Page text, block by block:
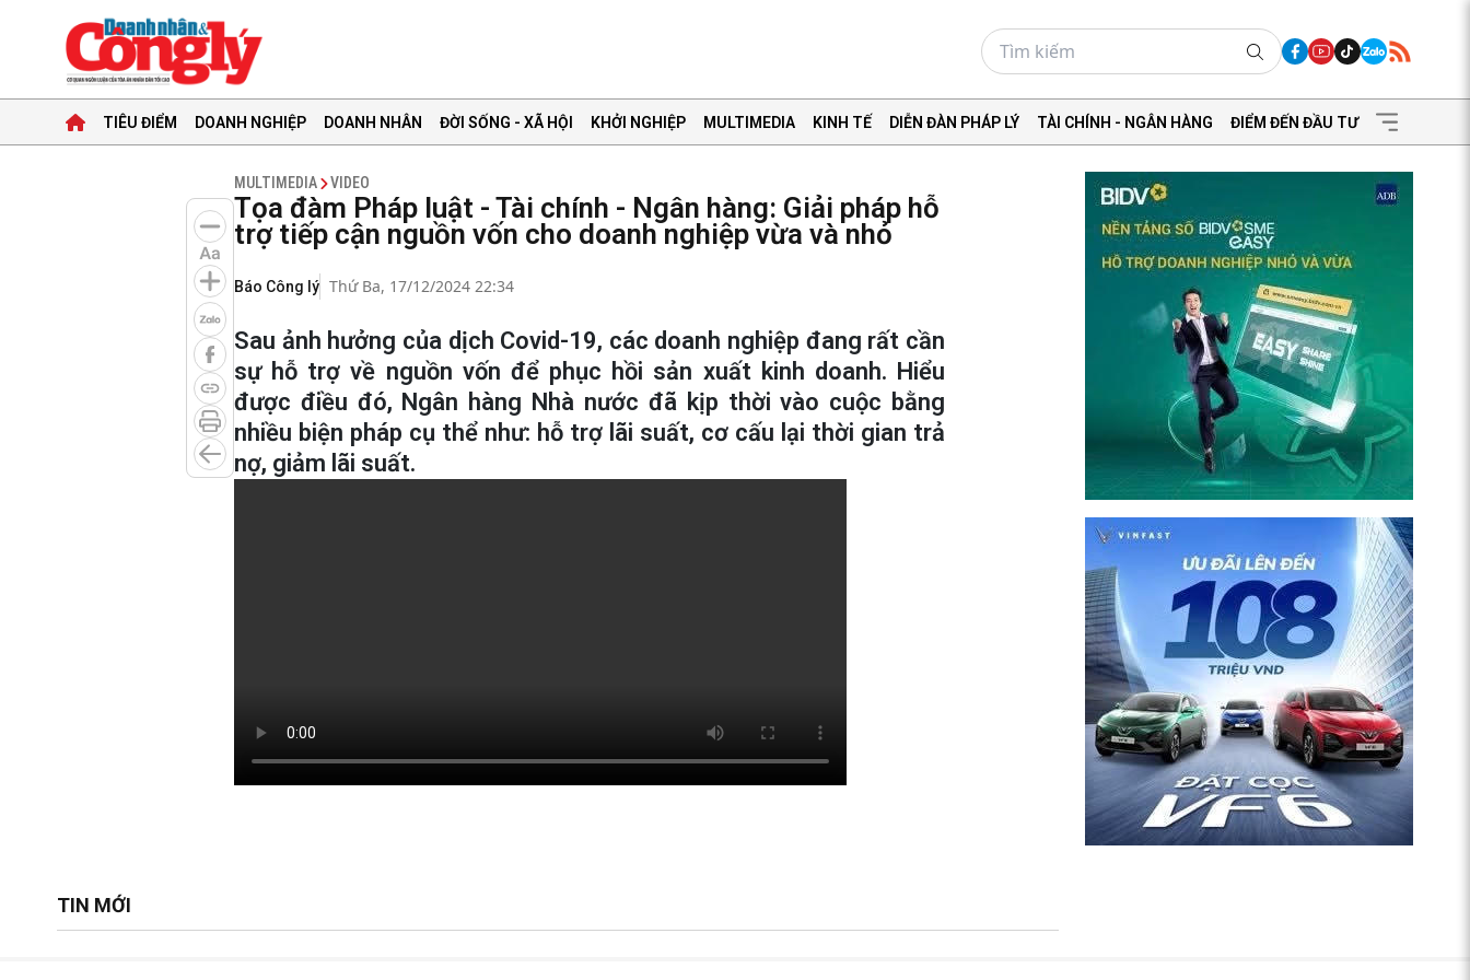
TIÊU ĐIỂM DOANH NGHIỆP DOANH NHÂN ĐỜI SỐNG - XÃ HỘI KHỞI NGHIỆP MULTIMEDIA KINH TẾ DIỄN ĐÀN PHÁP LÝ TÀI CHÍNH - NGÂN HÀNG ĐIỂM ĐẾN ĐẦU TƯ
MULTIMEDIA VIDEO
Tọa đàm Pháp luật - Tài chính - Ngân hàng: Giải pháp hỗ
trợ tiếp cận nguồn vốn cho doanh nghiệp vừa và nhỏ
Báo Công lý Thứ Ba, 17/12/2024 22:34
Sau ảnh hưởng của dịch Covid-19, các doanh nghiệp đang rất cần
sự hỗ trợ về nguồn vốn để phục hồi sản xuất kinh doanh. Hiểu
được điều đó, Ngân hàng Nhà nước đã kịp thời vào cuộc bằng
nhiều biện pháp cụ thể như: hỗ trợ lãi suất, cơ cấu lại thời gian trả
nợ, giảm lãi suất.
TIN MỚI